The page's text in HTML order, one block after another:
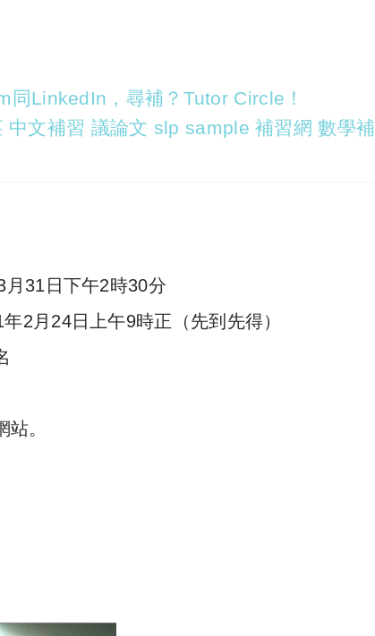
LinkedIn，尋補？Tutor Circle！
文補習 議論文 slp sample 補習網 數學補
31日下午2時30分
2月24日上午9時正（先到先得）
。